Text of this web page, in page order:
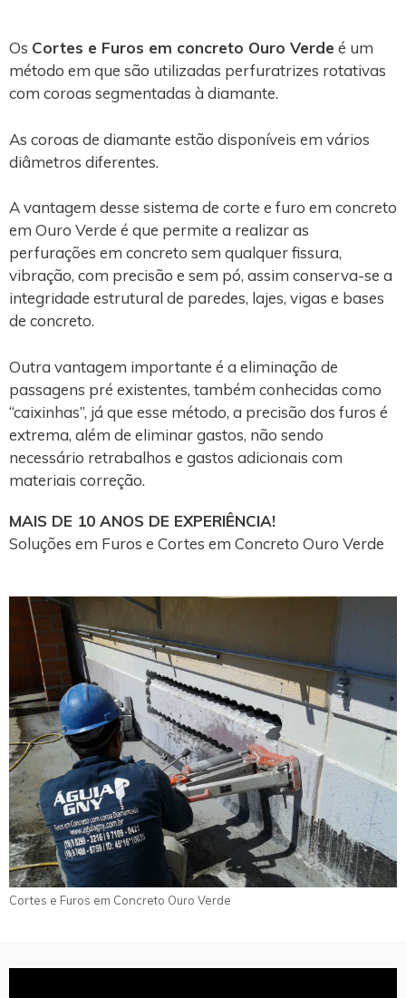
Os Cortes e Furos em concreto Ouro Verde é um
método em que são utilizadas perfuratrizes rotativas
com coroas segmentadas à diamante.
As coroas de diamante estão disponíveis em vários
diâmetros diferentes.
A vantagem desse sistema de corte e furo em concreto
em Ouro Verde é que permite a realizar as
perfurações em concreto sem qualquer fissura,
vibração, com precisão e sem pó, assim conserva-se a
integridade estrutural de paredes, lajes, vigas e bases
de concreto.
Outra vantagem importante é a eliminação de
passagens pré existentes, também conhecidas como
“caixinhas”, já que esse método, a precisão dos furos é
extrema, além de eliminar gastos, não sendo
necessário retrabalhos e gastos adicionais com
materiais correção.
MAIS DE 10 ANOS DE EXPERIÊNCIA!
Soluções em Furos e Cortes em Concreto Ouro Verde
Cortes e Furos em Concreto Ouro Verde